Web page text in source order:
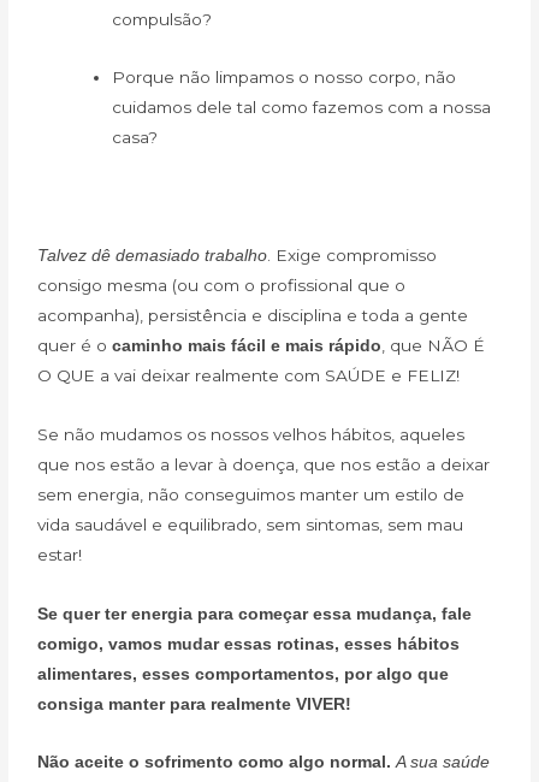
compulsão?
Porque não limpamos o nosso corpo, não
cuidamos dele tal como fazemos com a nossa
casa?
Talvez dê demasiado trabalho . Exige compromisso
consigo mesma (ou com o profissional que o
acompanha), persistência e disciplina e toda a gente
quer é ocaminho mais fácil e mais rápido , que NÃO É
O QUE a vai deixar realmente com SAÚDE e FELIZ!
Se não mudamos os nossos velhos hábitos, aqueles
que nos estão a levar à doença, que nos estão a deixar
sem energia, não conseguimos manter um estilo de
vida saudável e equilibrado, sem sintomas, sem mau
estar!
Se quer ter energia para começar essa mudança, fale
comigo, vamos mudar essas rotinas, esses hábitos
alimentares, esses comportamentos, por algo que
consiga manter para realmente VIVER!
Não aceite o sofrimento como algo normal.A sua saúde